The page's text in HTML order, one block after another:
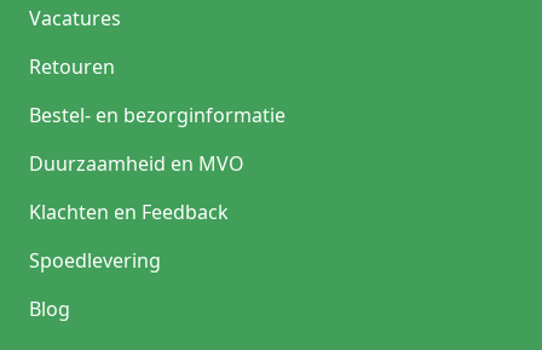
Vacatures
Retouren
Bestel- en bezorginformatie
Duurzaamheid en MVO
Klachten en Feedback
Spoedlevering
Blog